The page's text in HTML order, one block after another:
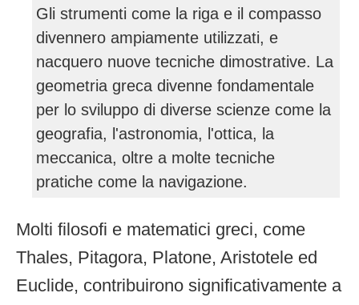
Gli strumenti come la riga e il compasso
divennero ampiamente utilizzati, e
nacquero nuove tecniche dimostrative. La
geometria greca divenne fondamentale
per lo sviluppo di diverse scienze come la
geografia, l'astronomia, l'ottica, la
meccanica, oltre a molte tecniche
pratiche come la navigazione.
Molti filosofi e matematici greci, come
Thales, Pitagora, Platone, Aristotele ed
Euclide, contribuirono significativamente a